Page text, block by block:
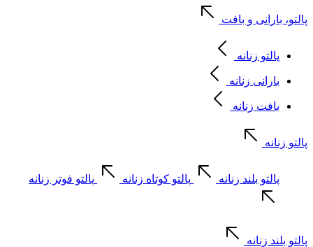
پالتو، بارانی و بافت
پالتو زنانه
بارانی زنانه
بافت زنانه
پالتو زنانه
پالتو بلند زنانه پالتو کوتاه زنانه پالتو فوتر زنانه
پالتو بلند زنانه